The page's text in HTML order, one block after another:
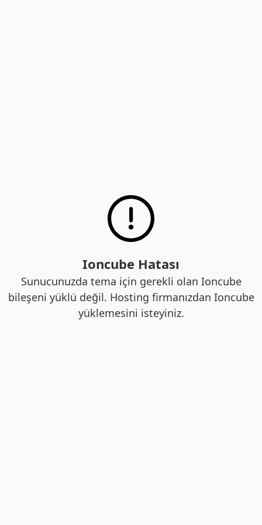
Ioncube Hatası
Sunucunuzda tema için gerekli olan Ioncube
bileşeni yüklü değil. Hosting firmanızdan Ioncube
yüklemesini isteyiniz.